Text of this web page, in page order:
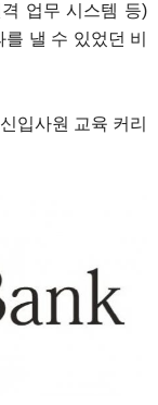
업무 시스템 등)
낼 수 있었던 비
입사원 교육 커리